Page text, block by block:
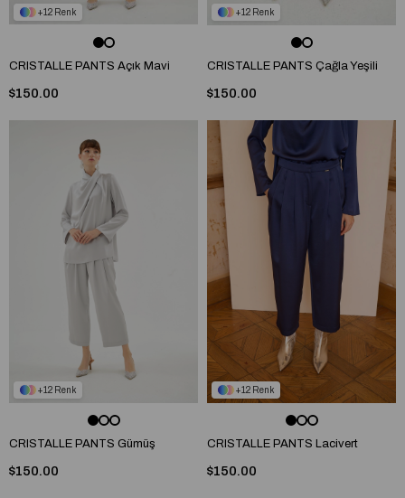
12
CRISTALLE PANTS Açık Mavi
$150.00
12
CRISTALLE PANTS Çağla Yeşili
$150.00
12
CRISTALLE PANTS Gümüş
$150.00
12
CRISTALLE PANTS Lacivert
$150.00